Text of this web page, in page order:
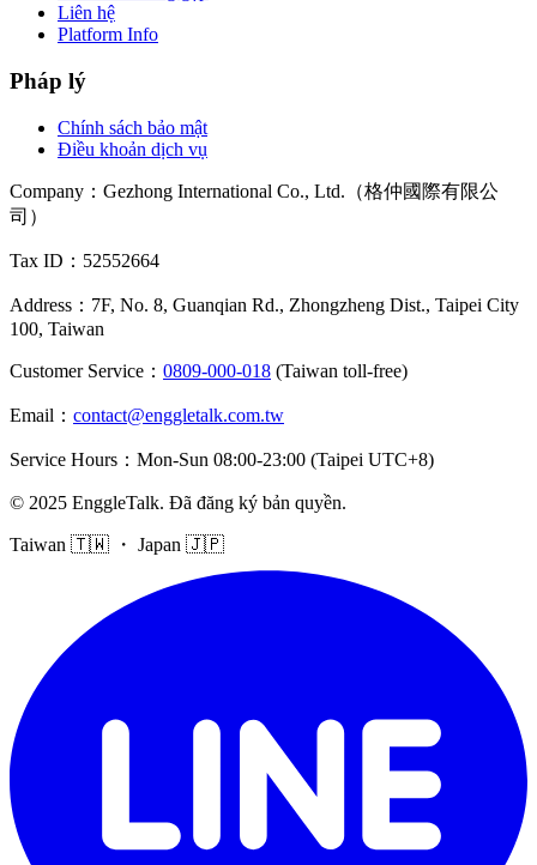
Liên hệ
Platform Info
Pháp lý
Chính sách bảo mật
Điều khoản dịch vụ
Company ： Gezhong International Co., Ltd.（格仲國際有限公
司）
Tax ID ：52552664
Address ： 7F, No. 8, Guanqian Rd., Zhongzheng Dist., Taipei City
100, Taiwan
Customer Service ： 0809-000-018 (Taiwan toll-free)
Email ： contact@enggletalk.com.tw
Service Hours ： Mon-Sun 08:00-23:00 (Taipei UTC+8)
© 2025 EnggleTalk. Đã đăng ký bản quyền.
Taiwan 🇹🇼 ・ Japan 🇯🇵